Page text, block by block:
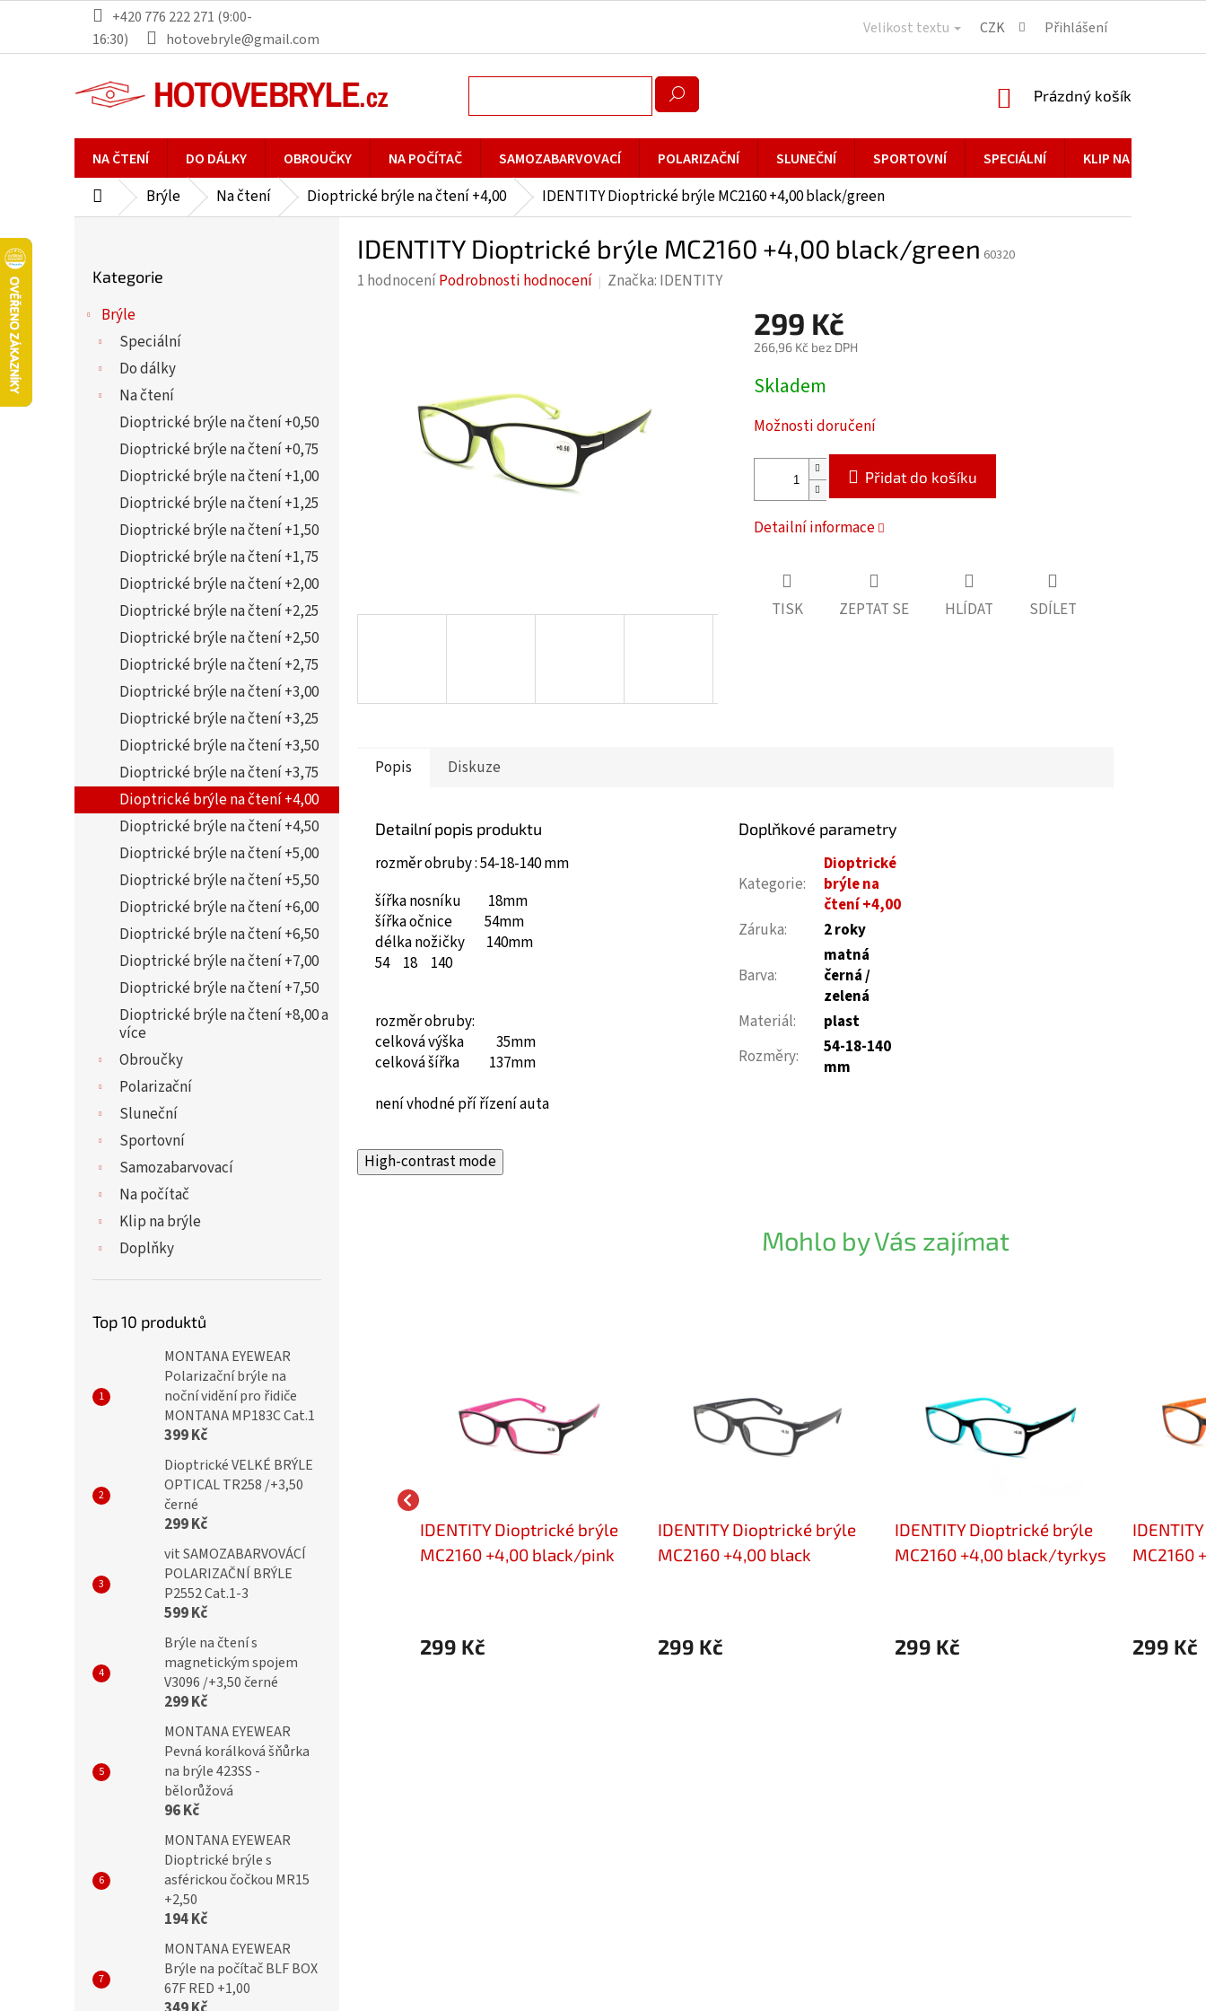
obsah
+420 776 222 271 (9:00-
16:30)
hotovebryle@gmail.com
Velikost textu CZK Přihlášení
NÁKUPNÍ
Prázdný košík
NA ČTENÍ DO DÁLKY OBROUČKY NA POČÍTAČ SAMOZABARVOVACÍ POLARIZAČNÍ SLUNEČNÍ SPORTOVNÍ SPECIÁLNÍ KLIP NA BRÝLE
DomůBrýle Na čtení Dioptrické brýle na čtení +4,00 IDENTITY Dioptrické brýle MC2160 +4,00 black/green
kategorie
Kategorie
Brýle
Speciální
Do dálky
Na čtení
Dioptrické brýle na čtení +0,50
Dioptrické brýle na čtení +0,75
Dioptrické brýle na čtení +1,00
Dioptrické brýle na čtení +1,25
Dioptrické brýle na čtení +1,50
Dioptrické brýle na čtení +1,75
Dioptrické brýle na čtení +2,00
Dioptrické brýle na čtení +2,25
Dioptrické brýle na čtení +2,50
Dioptrické brýle na čtení +2,75
Dioptrické brýle na čtení +3,00
Dioptrické brýle na čtení +3,25
Dioptrické brýle na čtení +3,50
Dioptrické brýle na čtení +3,75
Dioptrické brýle na čtení +4,00
Dioptrické brýle na čtení +4,50
Dioptrické brýle na čtení +5,00
Dioptrické brýle na čtení +5,50
Dioptrické brýle na čtení +6,00
Dioptrické brýle na čtení +6,50
Dioptrické brýle na čtení +7,00
Dioptrické brýle na čtení +7,50
Dioptrické brýle na čtení +8,00 a
více
Obroučky
Polarizační
Sluneční
Sportovní
Samozabarvovací
Na počítač
Klip na brýle
Doplňky
Top 10 produktů
MONTANA EYEWEAR
Polarizační brýle na
noční vidění pro řidiče
MONTANA MP183C Cat.1
399 Kč
Dioptrické VELKÉ BRÝLE
OPTICAL TR258 /+3,50
černé
299 Kč
vit SAMOZABARVOVÁCÍ
POLARIZAČNÍ BRÝLE
P2552 Cat.1-3
599 Kč
Brýle na čtení s
magnetickým spojem
V3096 /+3,50 černé
299 Kč
MONTANA EYEWEAR
Pevná korálková šňůrka
na brýle 423SS -
bělorůžová
96 Kč
MONTANA EYEWEAR
Dioptrické brýle s
asférickou čočkou MR15
+2,50
194 Kč
MONTANA EYEWEAR
Brýle na počítač BLF BOX
67F RED +1,00
IDENTITY Dioptrické brýle MC2160 +4,00 black/green 60320
Průměrné
hvězdiček.
1 hodnoceníPodrobnosti hodnocení Značka: IDENTITY
299 Kč
266,96 Kč bez DPH
Měrná
cena:
Skladem
Možnosti doručení
Přidat do košíku
Detailní informace
TISK ZEPTAT SE HLÍDAT SDÍLET
Popis Diskuze
Detailní popis produktu
rozměr obruby : 54-18-140 mm
šířka nosníku 18mm
šířka očnice 54mm
délka nožičky 140mm
54 18 140
rozměr obruby:
celková výška 35mm
celková šířka 137mm
není vhodné pří řízení auta
Doplňkové parametry
Kategorie:
Dioptrické
brýle na
čtení +4,00
Záruka: 2 roky
Barva:
matná
černá /
zelená
Materiál:
plast
Rozměry:
54-18-140
mm
High-contrast mode
Mohlo by Vás zajímat
IDENTITY Dioptrické brýle
MC2298 +4,00 green flex
299 Kč
IDENTITY Dioptrické brýle
MC2160 +4,00 black/pink
299 Kč
IDENTITY Dioptrické brýle
MC2160 +4,00 black
299 Kč
IDENTITY Dioptrické brýle
MC2160 +4,00 black/tyrkys
299 Kč
MC2160
299 Kč